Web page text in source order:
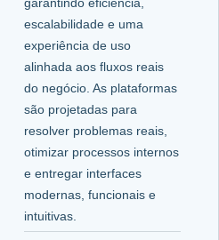
escalabilidade e uma
experiência de uso
alinhada aos fluxos reais
do negócio. As plataformas
são projetadas para
resolver problemas reais,
otimizar processos internos
e entregar interfaces
modernas, funcionais e
intuitivas.